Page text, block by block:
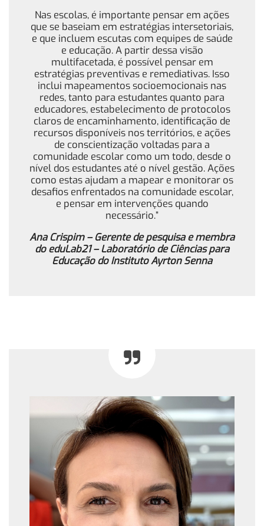
Nas escolas, é importante pensar em ações
que se baseiam em estratégias intersetoriais,
e que incluem escutas com equipes de saúde
e educação. A partir dessa visão
multifacetada, é possível pensar em
estratégias preventivas e remediativas. Isso
inclui mapeamentos socioemocionais nas
redes, tanto para estudantes quanto para
educadores, estabelecimento de protocolos
claros de encaminhamento, identificação de
recursos disponíveis nos territórios, e ações
de conscientização voltadas para a
comunidade escolar como um todo, desde o
nível dos estudantes até o nível gestão. Ações
como estas ajudam a mapear e monitorar os
desafios enfrentados na comunidade escolar,
e pensar em intervenções quando
necessário.”
Ana Crispim –Gerente de pesquisa e membra
do eduLab21 – Laboratório de Ciências para
Educação do Instituto Ayrton Senna